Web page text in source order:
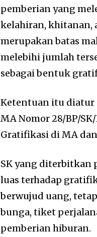
pemberian yang
kelahiran, khitanan,
merupakan batas
melebihi jumlah
sebagai bentuk
Ketentuan itu diatur
MA Nomor 28/BP/
Gratifikasi di MA
SK yang diterbitkan
luas terhadap
berwujud uang,
bunga, tiket
pemberian hiburan.